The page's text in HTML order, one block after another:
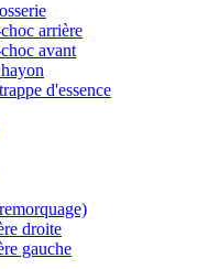
arrière
avant
d'essence
droite
gauche